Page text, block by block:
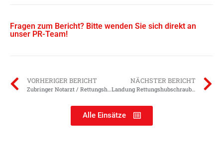
Fragen zum Bericht? Bitte wenden Sie sich direkt an
unser PR-Team!
VORHERIGER BERICHT
Zubringer Notarzt / Rettungshubschrauber-Landung
NÄCHSTER BERICHT
Landung Rettungshubschrauber
Alle Einsätze